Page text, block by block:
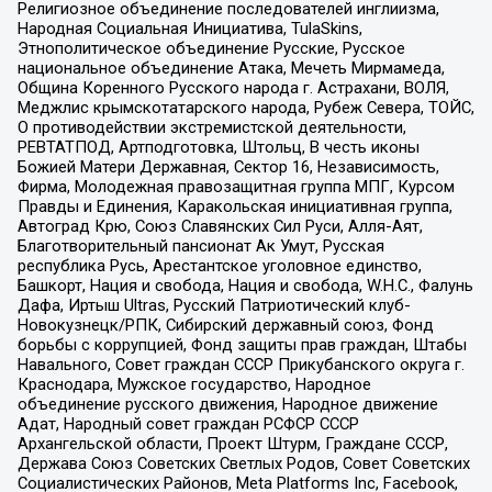
Религиозное объединение последователей инглиизма,
Народная Социальная Инициатива, TulaSkins,
Этнополитическое объединение Русские, Русское
национальное объединение Атака, Мечеть Мирмамеда,
Община Коренного Русского народа г. Астрахани, ВОЛЯ,
Меджлис крымскотатарского народа, Рубеж Севера, ТОЙС,
О противодействии экстремистской деятельности,
РЕВТАТПОД, Артподготовка, Штольц, В честь иконы
Божией Матери Державная, Сектор 16, Независимость,
Фирма, Молодежная правозащитная группа МПГ, Курсом
Правды и Единения, Каракольская инициативная группа,
Автоград Крю, Союз Славянских Сил Руси, Алля-Аят,
Благотворительный пансионат Ак Умут, Русская
республика Русь, Арестантское уголовное единство,
Башкорт, Нация и свобода, Нация и свобода, W.H.С., Фалунь
Дафа, Иртыш Ultras, Русский Патриотический клуб-
Новокузнецк/РПК, Сибирский державный союз, Фонд
борьбы с коррупцией, Фонд защиты прав граждан, Штабы
Навального, Совет граждан СССР Прикубанского округа г.
Краснодара, Мужское государство, Народное
объединение русского движения, Народное движение
Адат, Народный совет граждан РСФСР СССР
Архангельской области, Проект Штурм, Граждане СССР,
Держава Союз Советских Светлых Родов, Совет Советских
Социалистических Районов, Meta Platforms Inc, Facebook,